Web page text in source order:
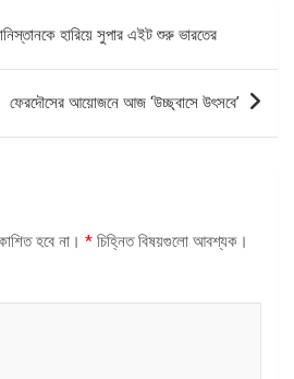
হারিয়ে সুপার এইট শুরু ভারতের
ফেরদৌসের আয়োজনে আজ ‘উচ্ছ্বাসে উৎসবে’
হবে না। * চিহ্নিত বিষয়গুলো আবশ্যক।